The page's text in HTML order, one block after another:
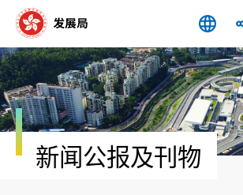
容
开
始
新闻公报及刊物